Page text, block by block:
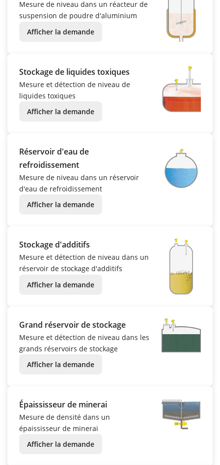
Mesure de niveau dans un réacteur de
suspension de poudre d'aluminium
Afficher la demande
Stockage de liquides toxiques
Mesure et détection de niveau de
liquides toxiques
Afficher la demande
Réservoir d'eau de
refroidissement
Mesure de niveau dans un réservoir
d'eau de refroidissement
Afficher la demande
Stockage d'additifs
Mesure et détection de niveau dans un
réservoir de stockage d'additifs
Afficher la demande
Grand réservoir de stockage
Mesure et détection de niveau dans les
grands réservoirs de stockage
Afficher la demande
Épaississeur de minerai
Mesure de densité dans un
épaississeur de minerai
Afficher la demande